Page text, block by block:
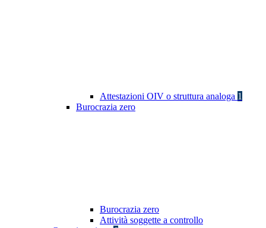
Attestazioni OIV o struttura analoga 1
Burocrazia zero
Burocrazia zero
Attività soggette a controllo